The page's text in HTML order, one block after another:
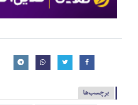
برچسب‌ها